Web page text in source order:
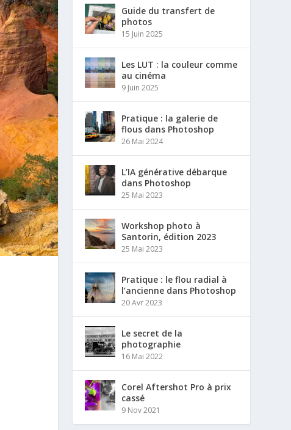
Guide du transfert de
photos
15 Juin 2025
Les LUT : la couleur comme
au cinéma
9 Juin 2025
Pratique : la galerie de
flous dans Photoshop
26 Mai 2024
L’IA générative débarque
dans Photoshop
25 Mai 2023
Workshop photo à
Santorin, édition 2023
25 Mai 2023
Pratique : le flou radial à
l’ancienne dans Photoshop
20 Avr 2023
Le secret de la
photographie
16 Mai 2022
Corel Aftershot Pro à prix
cassé
9 Nov 2021